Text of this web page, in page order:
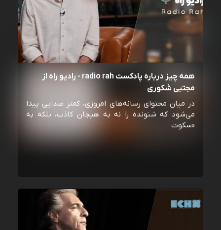
همه چیز درباره پادکست radio rah - رادیو راه از
مجتبی شکوری
در میان محتوای رسانه‌های امروزی، کمتر صدایی پیدا
می‌شود که شنونده را نه به هیجان کاذب، بلکه به
«سکوت